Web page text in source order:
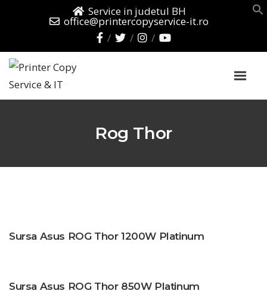
Service in judetul BH
office@printercopyservice-it.ro
Rog Thor
Sursa Asus ROG Thor 1200W Platinum
Sursa Asus ROG Thor 850W Platinum